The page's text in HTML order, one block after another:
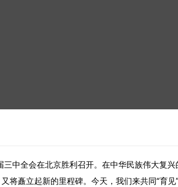
中全会在北京胜利召开。在中华民族伟大复
将矗立起新的里程碑。今天，我们来共同“育